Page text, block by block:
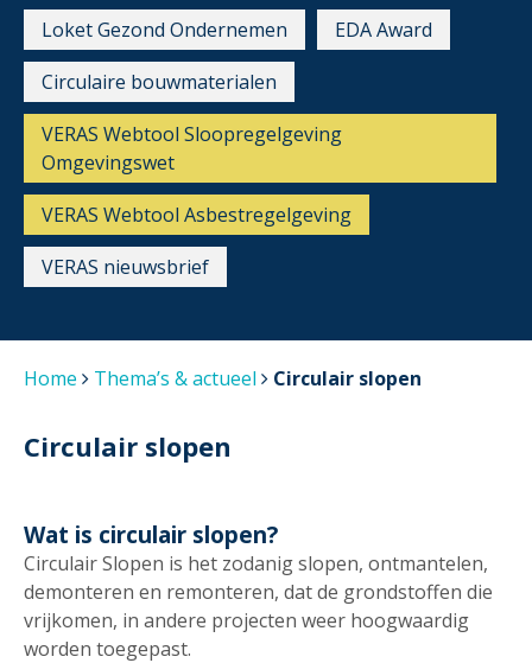
Loket Gezond Ondernemen
EDA Award
Circulaire bouwmaterialen
VERAS Webtool Sloopregelgeving
Omgevingswet
VERAS Webtool Asbestregelgeving
VERAS nieuwsbrief
Home Thema’s & actueel Circulair slopen
Circulair slopen
Wat is circulair slopen?
Circulair Slopen is het zodanig slopen, ontmantelen,
demonteren en remonteren, dat de grondstoffen die
vrijkomen, in andere projecten weer hoogwaardig
worden toegepast.